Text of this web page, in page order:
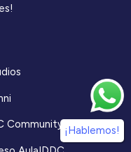
Community ¡Hablemos!